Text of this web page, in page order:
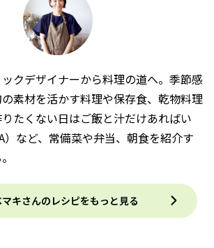
クデザイナーから料理の道へ。季節感
素材を活かす料理や保存食、乾物料理
たくない日はご飯と汁だけあればい
）など、常備菜や弁当、朝食を紹介す
キさんのレシピをもっと見る